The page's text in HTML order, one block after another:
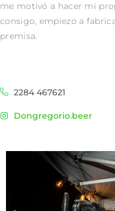
me motivó a hacer mi
consigo, empiezo a
premisa.
2284 467621
Dongregorio.beer